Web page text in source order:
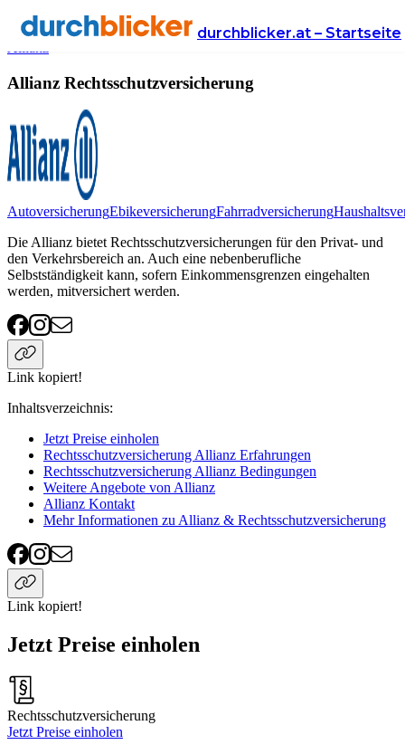
durchblicker.at – Startseite
Anbieter Versicherung
rechtsschutzversicherung
Allianz Rechtsschutzversicherung
AutoversicherungEbikeversicherungFahrradversicherung
Die Allianz bietet Rechtsschutzversicherungen für den Privat- und
den Verkehrsbereich an. Auch eine nebenberufliche
Selbstständigkeit kann, sofern Einkommensgrenzen eingehalten
werden, mitversichert werden.
Link kopiert!
Inhaltsverzeichnis:
Jetzt Preise einholen
Rechtsschutzversicherung Allianz Erfahrungen
Rechtsschutzversicherung Allianz Bedingungen
Weitere Angebote von Allianz
Allianz Kontakt
Mehr Informationen zu Allianz & Rechtsschutzversicherung
Link kopiert!
Jetzt Preise einholen
Rechtsschutzversicherung
Jetzt Preise einholen